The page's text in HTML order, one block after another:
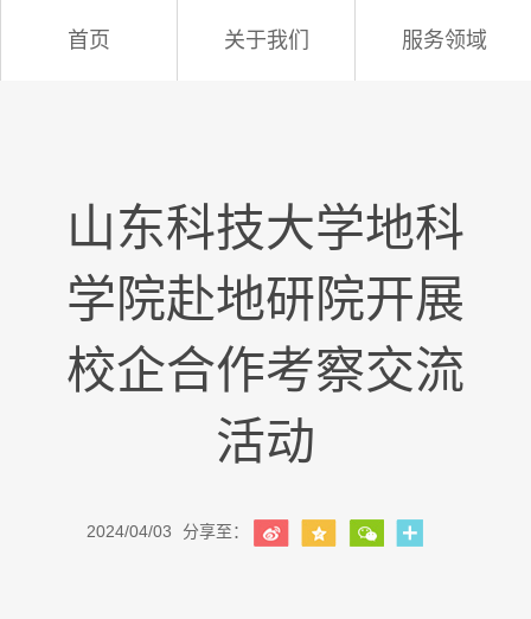
首页 关于我们 服务领域
山东科技大学地科
学院赴地研院开展
校企合作考察交流
活动
2024/04/03 分享至：